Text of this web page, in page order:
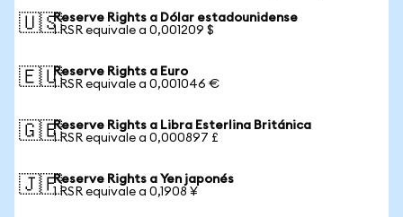
🇺🇸Reserve Rights a Dólar estadounidense
1 RSR equivale a 0,001209 $
🇪🇺Reserve Rights a Euro
1 RSR equivale a 0,001046 €
🇬🇧Reserve Rights a Libra Esterlina Británica
1 RSR equivale a 0,000897 £
🇯🇵Reserve Rights a Yen japonés
1 RSR equivale a 0,1908 ¥